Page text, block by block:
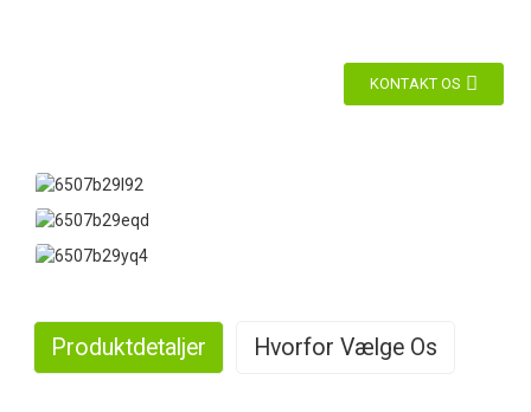
KONTAKT OS
Produktdetaljer Hvorfor Vælge Os